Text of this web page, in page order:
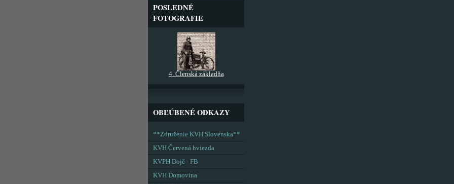
POSLEDNÉ
FOTOGRAFIE
4. Členská základňa
OBĽÚBENÉ ODKAZY
**Združenie KVH Slovenska**
KVH Červená hviezda
KVPH Dojč - FB
KVH Domovina